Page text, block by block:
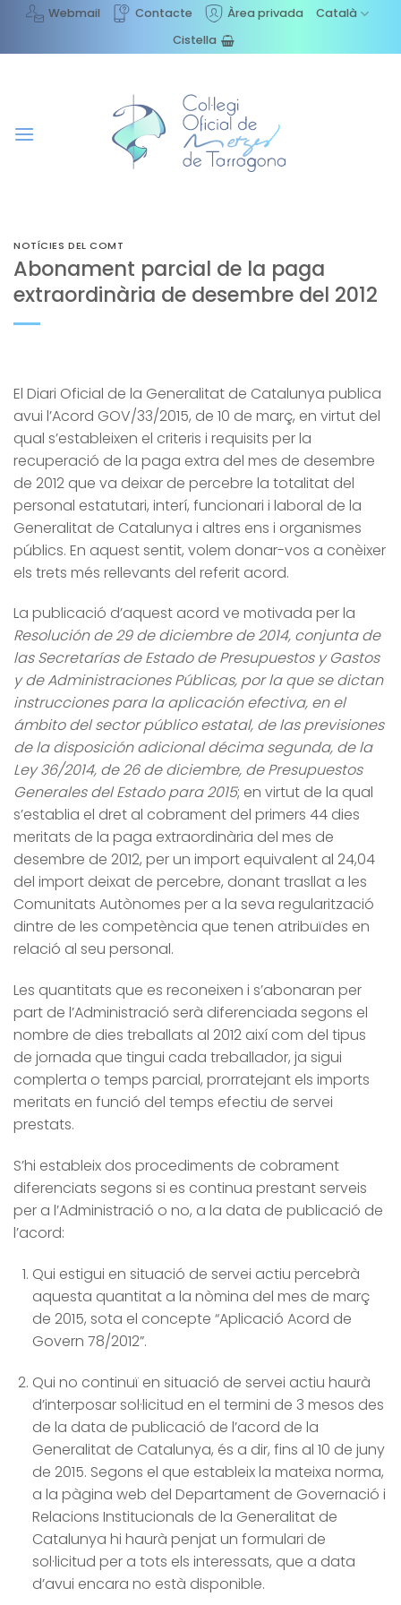
content
Webmail Contacte Àrea privada
Català
Cistella
NOTÍCIES DEL COMT
Abonament parcial de la paga
extraordinària de desembre del 2012
El Diari Oficial de la Generalitat de Catalunya publica
avui l’Acord GOV/33/2015, de 10 de març, en virtut del
qual s’estableixen el criteris i requisits per la
recuperació de la paga extra del mes de desembre
de 2012 que va deixar de percebre la totalitat del
personal estatutari, interí, funcionari i laboral de la
Generalitat de Catalunya i altres ens i organismes
públics. En aquest sentit, volem donar-vos a conèixer
els trets més rellevants del referit acord.
La publicació d’aquest acord ve motivada per la
Resolución de 29 de diciembre de 2014, conjunta de
las Secretarías de Estado de Presupuestos y Gastos
y de Administraciones Públicas, por la que se dictan
instrucciones para la aplicación efectiva, en el
ámbito del sector público estatal, de las previsiones
de la disposición adicional décima segunda, de la
Ley 36/2014, de 26 de diciembre, de Presupuestos
Generales del Estado para 2015; en virtut de la qual
s’establia el dret al cobrament del primers 44 dies
meritats de la paga extraordinària del mes de
desembre de 2012, per un import equivalent al 24,04
del import deixat de percebre, donant trasllat a les
Comunitats Autònomes per a la seva regularització
dintre de les competència que tenen atribuïdes en
relació al seu personal.
Les quantitats que es reconeixen i s’abonaran per
part de l’Administració serà diferenciada segons el
nombre de dies treballats al 2012 així com del tipus
de jornada que tingui cada treballador, ja sigui
complerta o temps parcial, prorratejant els imports
meritats en funció del temps efectiu de servei
prestats.
S’hi estableix dos procediments de cobrament
diferenciats segons si es continua prestant serveis
per a l’Administració o no, a la data de publicació de
l’acord:
Qui estigui en situació de servei actiu percebrà
aquesta quantitat a la nòmina del mes de març
de 2015, sota el concepte “Aplicació Acord de
Govern 78/2012”.
Qui no continuï en situació de servei actiu haurà
d’interposar sol·licitud en el termini de 3 mesos des
de la data de publicació de l’acord de la
Generalitat de Catalunya, és a dir, fins al 10 de juny
de 2015. Segons el que estableix la mateixa norma,
a la pàgina web del Departament de Governació i
Relacions Institucionals de la Generalitat de
Catalunya hi haurà penjat un formulari de
sol·licitud per a tots els interessats, que a data
d’avui encara no està disponible.